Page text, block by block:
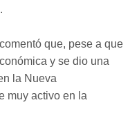
que, pese a que
y se dio una
la Nueva
muy activo en la